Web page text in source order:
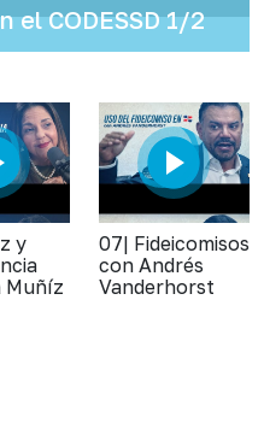
el CODESSD 1/2
y
Muñíz
07| Fideicomisos
con Andrés
Vanderhorst